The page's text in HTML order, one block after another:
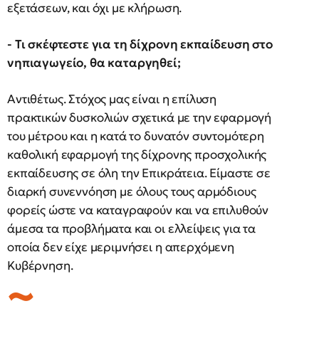
εξετάσεων, και όχι με κλήρωση.
- Τι σκέφτεστε για τη δίχρονη εκπαίδευση στο
νηπιαγωγείο, θα καταργηθεί;
Αντιθέτως. Στόχος μας είναι η επίλυση
πρακτικών δυσκολιών σχετικά με την εφαρμογή
του μέτρου και η κατά το δυνατόν συντομότερη
καθολική εφαρμογή της δίχρονης προσχολικής
εκπαίδευσης σε όλη την Επικράτεια. Είμαστε σε
διαρκή συνεννόηση με όλους τους αρμόδιους
φορείς ώστε να καταγραφούν και να επιλυθούν
άμεσα τα προβλήματα και οι ελλείψεις για τα
οποία δεν είχε μεριμνήσει η απερχόμενη
Κυβέρνηση.